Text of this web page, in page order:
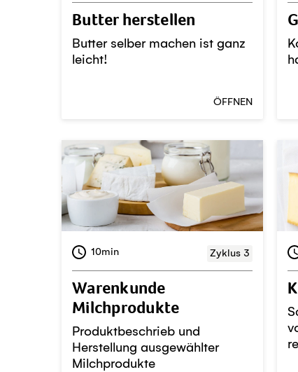
Butter herstellen
Butter selber machen ist ganz
leicht!
ÖFFNEN
10min Zyklus 3
Warenkunde
Milchprodukte
Produktbeschrieb und
Herstellung ausgewählter
Milchprodukte